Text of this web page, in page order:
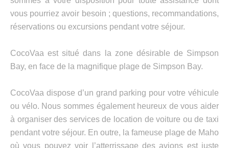
vous pourriez avoir besoin ; questions, recommandations,
réservations ou excursions pendant votre séjour.
CocoVaa est situé dans la zone désirable de Simpson
Bay, en face de la magnifique plage de Simpson Bay.
CocoVaa dispose d’un grand parking pour votre véhicule
ou vélo. Nous sommes également heureux de vous aider
à organiser des services de location de voiture ou de taxi
pendant votre séjour. En outre, la fameuse plage de Maho
où vous pouvez voir l’atterrissage des avions est juste